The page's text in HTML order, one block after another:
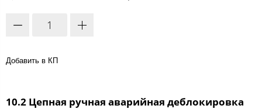
Добавить в КП
10.2 Цепная ручная аварийная деблокировка